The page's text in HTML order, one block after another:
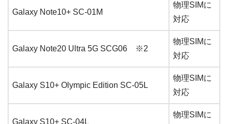
Galaxy Note10+ SC-01M
物理SIMに
対応
Galaxy Note20 Ultra 5G SCG06 ※2
物理SIMに
対応
Galaxy S10+ Olympic Edition SC-05L
物理SIMに
対応
Galaxy S10+ SC-04L
物理SIMに